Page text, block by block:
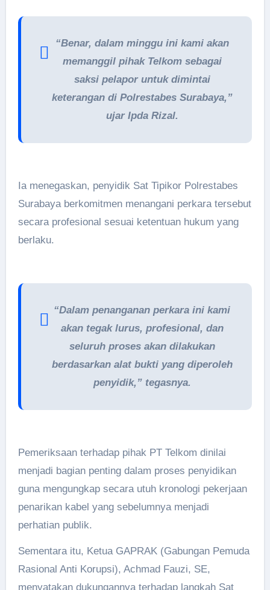
“Benar, dalam minggu ini kami akan
memanggil pihak Telkom sebagai
saksi pelapor untuk dimintai
keterangan di Polrestabes Surabaya,”
ujar Ipda Rizal.
Ia menegaskan, penyidik Sat Tipikor Polrestabes
Surabaya berkomitmen menangani perkara tersebut
secara profesional sesuai ketentuan hukum yang
berlaku.
“Dalam penanganan perkara ini kami
akan tegak lurus, profesional, dan
seluruh proses akan dilakukan
berdasarkan alat bukti yang diperoleh
penyidik,” tegasnya.
Pemeriksaan terhadap pihak PT Telkom dinilai
menjadi bagian penting dalam proses penyidikan
guna mengungkap secara utuh kronologi pekerjaan
penarikan kabel yang sebelumnya menjadi
perhatian publik.
Sementara itu, Ketua GAPRAK (Gabungan Pemuda
Rasional Anti Korupsi), Achmad Fauzi, SE,
menyatakan dukungannya terhadap langkah Sat